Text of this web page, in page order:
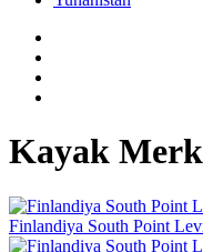
Kayak
Finlandiya South Point